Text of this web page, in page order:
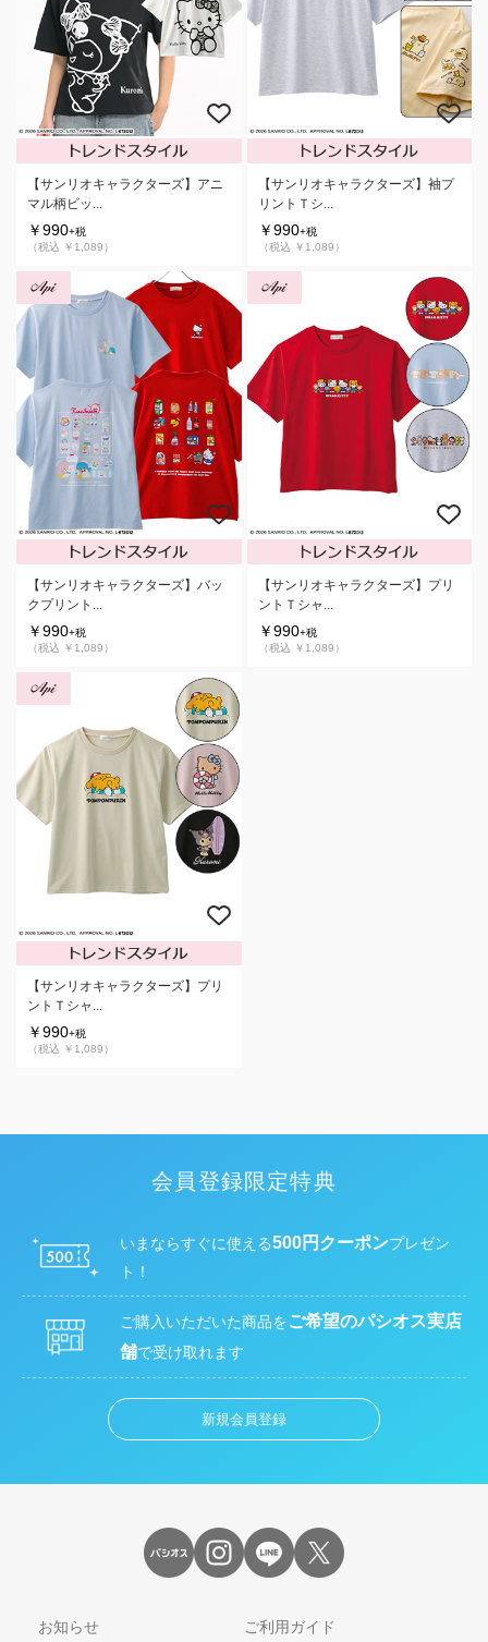
【サンリオキャラクターズ】アニ
マル柄ビッ...
￥990+税
（税込 ￥1,089）
【サンリオキャラクターズ】袖プ
リントＴシ...
￥990+税
（税込 ￥1,089）
【サンリオキャラクターズ】バッ
クプリント...
￥990+税
（税込 ￥1,089）
【サンリオキャラクターズ】プリ
ントＴシャ...
￥990+税
（税込 ￥1,089）
【サンリオキャラクターズ】プリ
ントＴシャ...
￥990+税
（税込 ￥1,089）
会員登録限定特典
いまならすぐに使える500円クーポンプレゼン
ト！
ご購入いただいた商品をご希望のパシオス実店
舗で受け取れます
新規会員登録
お知らせ ご利用ガイド